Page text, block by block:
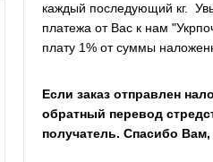
каждый последующий кг.
платежа от Вас к нам
плату 1% от суммы
Если заказ отправлен
обратный перевод
получатель. Спасибо